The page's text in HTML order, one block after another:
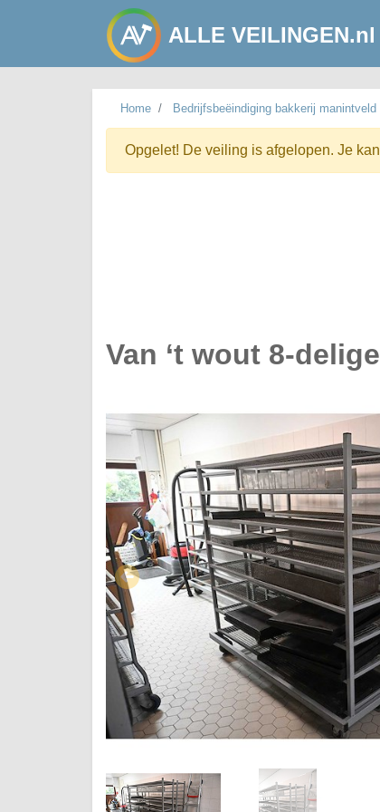
ALLE VEILINGEN.nl
Home Bedrijfsbeëindiging bakkerij
Opgelet! De veiling is afgelopen. Je
Van ‘t wout 8-